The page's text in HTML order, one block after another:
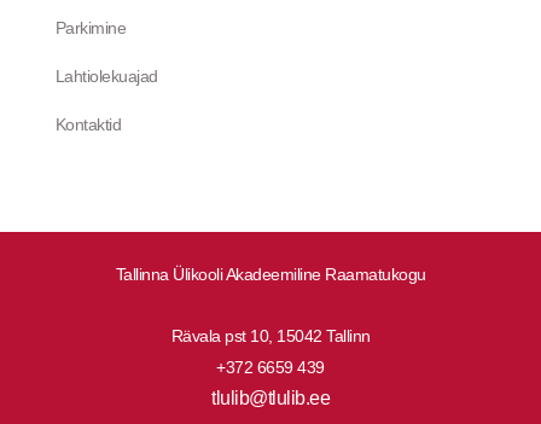
Tallinna Ülikooli Akadeemiline Raamatukogu
Rävala pst 10, 15042 Tallinn
+372 6659 439
tlulib@tlulib.ee
Parkimine
Lahtiolekuajad
Kontaktid